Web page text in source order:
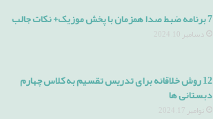
7 برنامه ضبط صدا همزمان با پخش موزیک+ نکات جالب
دسامبر 10, 2024
12 روش خلاقانه برای تدریس تقسیم به کلاس چهارم
دبستانی ها
نوامبر 17, 2024